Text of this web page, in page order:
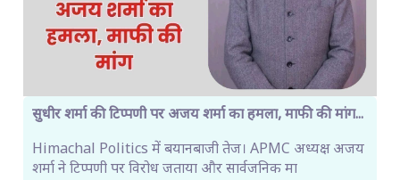
सुधीर शर्मा की टिप्पणी पर अजय शर्मा का हमला, माफी की मांग...
Himachal Politics में बयानबाजी तेज। APMC अध्यक्ष अजय
शर्मा ने टिप्पणी पर विरोध जताया और सार्वजनिक मा